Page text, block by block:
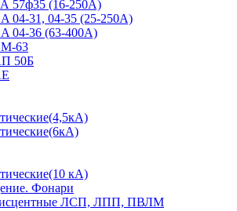
57ф35 (16-250А)
04-31, 04-35 (25-250А)
04-36 (63-400А)
63
50Б
кА)
Фонари
ЛСП, ЛПП, ПВЛМ